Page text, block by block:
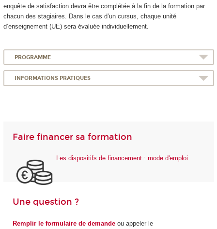
enquête de satisfaction devra être complétée à la fin de la formation par
chacun des stagiaires. Dans le cas d’un cursus, chaque unité
d’enseignement (UE) sera évaluée individuellement.
PROGRAMME
INFORMATIONS PRATIQUES
Faire financer sa formation
Les dispositifs de financement : mode d'emploi
Une question ?
Remplir le formulaire de demandeou appeler le